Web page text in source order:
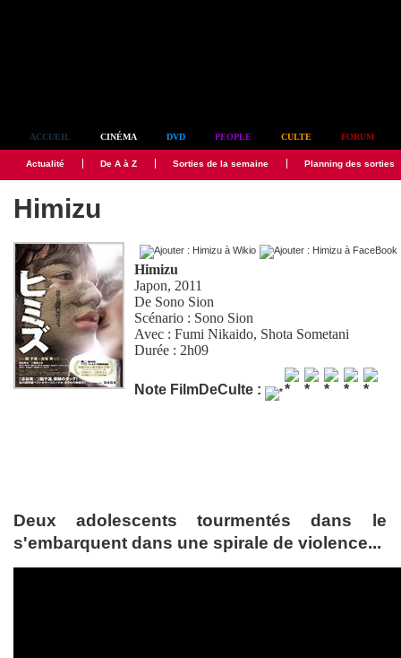
ACCUEIL CINÉMA DVD PEOPLE CULTE FORUM
Actualité De A à Z Sorties de la semaine Planning des sorties
Himizu
Himizu
Japon, 2011
De Sono Sion
Scénario : Sono Sion
Avec :Fumi Nikaido, Shota Sometani
Durée : 2h09
Note FilmDeCulte :
Deux adolescents tourmentés dans le
s'embarquent dans une spirale de violence...